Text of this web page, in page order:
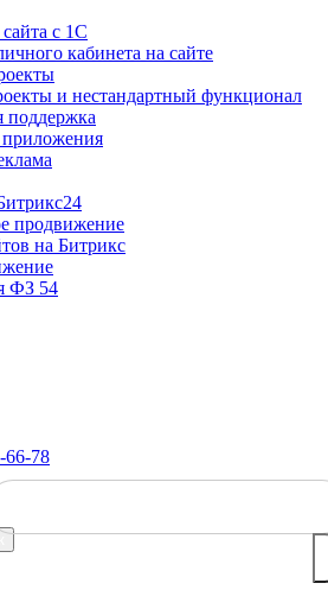
с 1С
кабинета на сайте
и нестандартный функционал
поддержка
продвижение
на Битрикс
ФЗ 54
66-78